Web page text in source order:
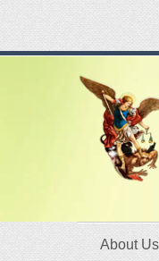
About Us